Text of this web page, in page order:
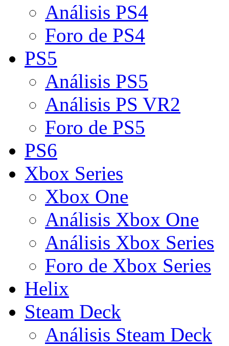
Análisis PS4
Foro de PS4
PS5
Análisis PS5
Análisis PS VR2
Foro de PS5
PS6
Xbox Series
Xbox One
Análisis Xbox One
Análisis Xbox Series
Foro de Xbox Series
Helix
Steam Deck
Análisis Steam Deck